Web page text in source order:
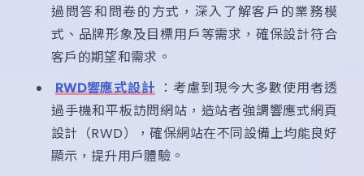
過問答和問卷的方式，深入了解客戶的業務模
式、品牌形象及目標用戶等需求，確保設計符合
客戶的期望和需求。
RWD響應式設計 ：考慮到現今大多數使用者透
過手機和平板訪問網站，造站者強調響應式網頁
設計（RWD），確保網站在不同設備上均能良好
顯示，提升用戶體驗。